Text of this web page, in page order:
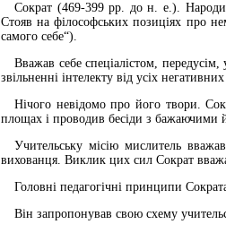
Сократ (469-399 рр. до н. е.).
Стояв на філософських позиціях про
самого себе“).
Вважав себе спеціалістом,
звільненні інтелекту від усіх
Нічого невідомо про його твори.
площах і проводив бесіди з бажаючими
Учительську місію мислитель
вихованця. Виклик цих сил Сократ
Головні педагогічні принципи
Він запропонував свою схему